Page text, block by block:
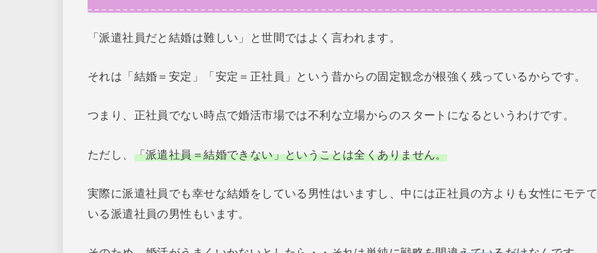
「派遣社員だと結婚は難しい」と世間ではよく言われます。
それは「結婚＝安定」「安定＝正社員」という昔からの固定観念が根強く残っているからです。
つまり、正社員でない時点で婚活市場では不利な立場からのスタートになるというわけです。
ただし、 「派遣社員＝結婚できない」ということは全くありません。
実際に派遣社員でも幸せな結婚をしている男性はいますし、中には正社員の方よりも女性にモテて
いる派遣社員の男性もいます。